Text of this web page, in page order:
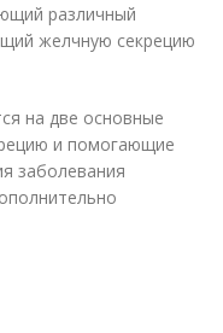
различный
желчную секрецию
на две основные
и помогающие
заболевания